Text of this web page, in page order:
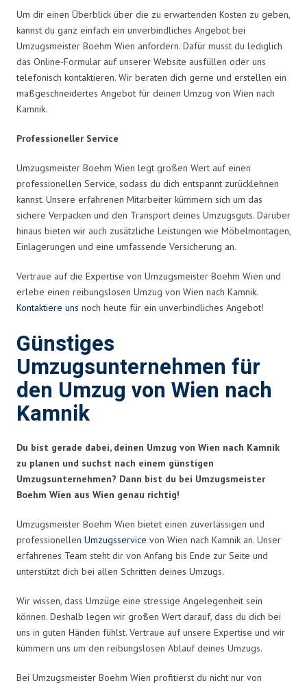
Um dir einen Überblick über die zu erwartenden Kosten zu geben,
kannst du ganz einfach ein unverbindliches Angebot bei
Umzugsmeister Boehm Wien anfordern. Dafür musst du lediglich
das Online-Formular auf unserer Website ausfüllen oder uns
telefonisch kontaktieren. Wir beraten dich gerne und erstellen ein
maßgeschneidertes Angebot für deinen Umzug von Wien nach
Kamnik.
Professioneller Service
Umzugsmeister Boehm Wien legt großen Wert auf einen
professionellen Service, sodass du dich entspannt zurücklehnen
kannst. Unsere erfahrenen Mitarbeiter kümmern sich um das
sichere Verpacken und den Transport deines Umzugsguts. Darüber
hinaus bieten wir auch zusätzliche Leistungen wie Möbelmontagen,
Einlagerungen und eine umfassende Versicherung an.
Vertraue auf die Expertise von Umzugsmeister Boehm Wien und
erlebe einen reibungslosen Umzug von Wien nach Kamnik.
Kontaktiere uns noch heute für ein unverbindliches Angebot!
Günstiges
Umzugsunternehmen für
den Umzug von Wien nach
Kamnik
Du bist gerade dabei, deinen Umzug von Wien nach Kamnik
zu planen und suchst nach einem günstigen
Umzugsunternehmen? Dann bist du bei Umzugsmeister
Boehm Wien aus Wien genau richtig!
Umzugsmeister Boehm Wien bietet einen zuverlässigen und
professionellen Umzugsservice von Wien nach Kamnik an. Unser
erfahrenes Team steht dir von Anfang bis Ende zur Seite und
unterstützt dich bei allen Schritten deines Umzugs.
Wir wissen, dass Umzüge eine stressige Angelegenheit sein
können. Deshalb legen wir großen Wert darauf, dass du dich bei
uns in guten Händen fühlst. Vertraue auf unsere Expertise und wir
kümmern uns um den reibungslosen Ablauf deines Umzugs.
Bei Umzugsmeister Boehm Wien profitierst du nicht nur von